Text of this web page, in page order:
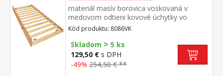
materiál masív borovica voskovaná v
medovom odtieni kovové úchytky vo
farebnom prevedení černená
mosadz výsuvná na kolieskach, cena bez
matraca maximálna odporúčaná výška
matraca 14 cm odporúčaný rozmer
matraca 90 × 200 cm vhodná ako výsuvná
prístelka k pohovke TORINO 8085V
Kód produktu: 8086VK
Skladom > 5 ks
129,50 € s DPH
-49% 254,50 € **